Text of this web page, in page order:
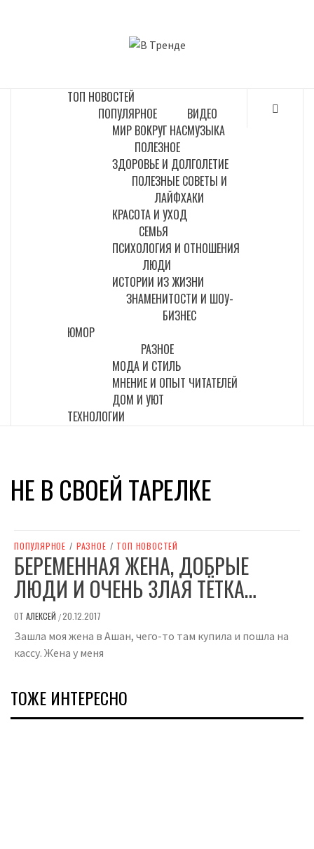
ТОП НОВОСТЕЙ
ПОПУЛЯРНОЕ
МИР ВОКРУГ НАС
ВИДЕО
МУЗЫКА
ПОЛЕЗНОЕ
ЗДОРОВЬЕ И ДОЛГОЛЕТИЕ
ПОЛЕЗНЫЕ СОВЕТЫ И
ЛАЙФХАКИ
КРАСОТА И УХОД
СЕМЬЯ
ПСИХОЛОГИЯ И ОТНОШЕНИЯ
ЛЮДИ
ИСТОРИИ ИЗ ЖИЗНИ
ЗНАМЕНИТОСТИ И ШОУ-
БИЗНЕС
ЮМОР
РАЗНОЕ
МОДА И СТИЛЬ
МНЕНИЕ И ОПЫТ ЧИТАТЕЛЕЙ
ДОМ И УЮТ
ТЕХНОЛОГИИ
НЕ В СВОЕЙ ТАРЕЛКЕ
ПОПУЛЯРНОЕ / РАЗНОЕ / ТОП НОВОСТЕЙ
БЕРЕМЕННАЯ ЖЕНА, ДОБРЫЕ
ЛЮДИ И ОЧЕНЬ ЗЛАЯ ТЁТКА…
ОТ АЛЕКСЕЙ /20.12.2017
Зашла моя жена в Ашан, чего-то там купила и пошла на
кассу. Жена у меня
ТОЖЕ ИНТЕРЕСНО